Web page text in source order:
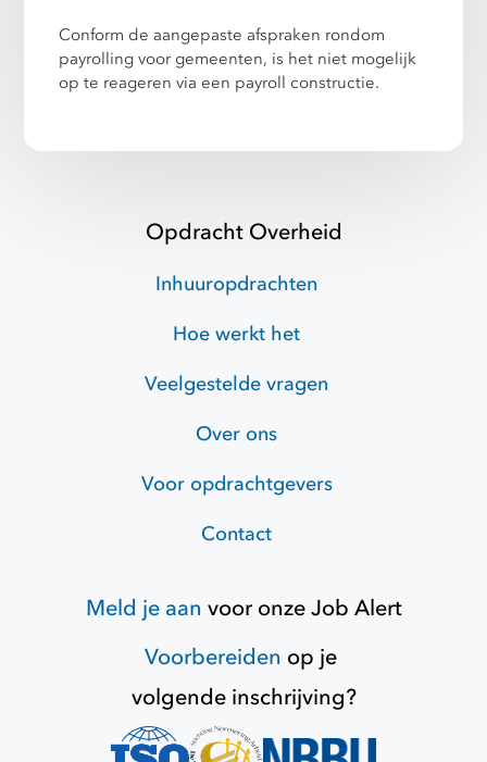
Conform de aangepaste afspraken rondom
payrolling voor gemeenten, is het niet mogelijk
op te reageren via een payroll constructie.
Opdracht Overheid
Inhuuropdrachten
Hoe werkt het
Veelgestelde vragen
Over ons
Voor opdrachtgevers
Contact
Meld je aan voor onzeJob Alert
Voorbereiden op je
volgende inschrijving?